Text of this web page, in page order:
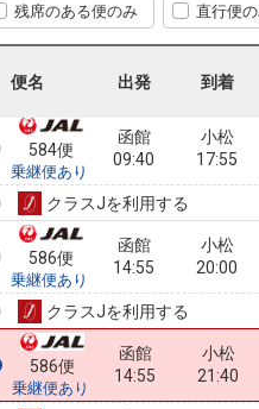
残席のある便のみ 直行便
便名 出発 到着
584便
函館
09:40
小松
14:05
クラスJを利用する
584便
乗継便あり
函館
09:40
小松
17:55
クラスJを利用する
586便
乗継便あり
函館
14:55
小松
20:00
クラスJを利用する
586便
乗継便あり
函館
14:55
小松
21:40